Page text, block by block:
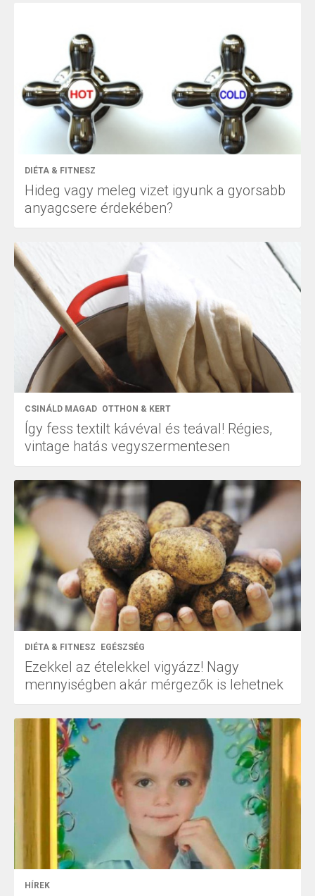
DIÉTA & FITNESZ
Hideg vagy meleg vizet igyunk a gyorsabb
anyagcsere érdekében?
CSINÁLD MAGAD OTTHON & KERT
Így fess textilt kávéval és teával! Régies,
vintage hatás vegyszermentesen
DIÉTA & FITNESZ EGÉSZSÉG
Ezekkel az ételekkel vigyázz! Nagy
mennyiségben akár mérgezők is lehetnek
HÍREK